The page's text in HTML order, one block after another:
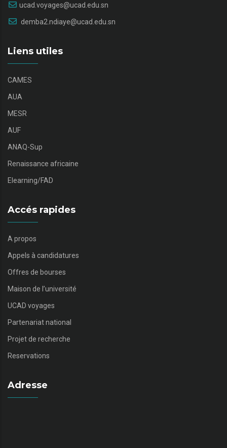
ucad.voyages@ucad.edu.sn
demba2.ndiaye@ucad.edu.sn
Liens utiles
CAMES
AUA
MESR
AUF
ANAQ-Sup
Renaissance africaine
Elearning/FAD
Accés rapides
A propos
Appels à candidatures
Offres de bourses
Maison de l’université
UCAD voyages
Partenariat national
Projet de recherche
Reservations
Adresse